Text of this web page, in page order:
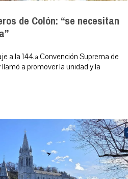
de Colón: “se necesitan
a la 144.ª Convención Suprema de
a promover la unidad y la